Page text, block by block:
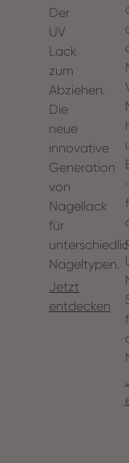
Der
UV
Lack
zum
Abziehen.
Die
neue
innovative
Generation
von
Nagellack
für
Nageltypen.
Jetzt
entdecken